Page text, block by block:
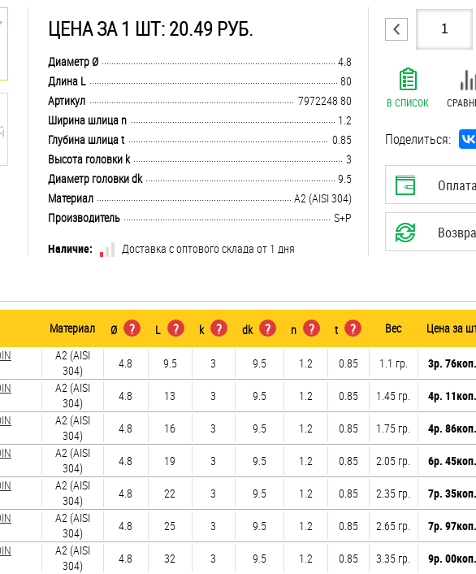
ЦЕНА ЗА 1 ШТ: 20.49 РУБ.
Диаметр Ø
4.8
Длина L
80
Артикул
7972248 80
Ширина шлица n
1.2
Глубина шлица t
0.85
Высота головки k
3
Диаметр головки dk
9.5
Материал
А2 (AISI 304)
Производитель
S+P
Наличие:
Доставка с оптового склада от 1 дня
В СПИСОК
Поделиться:
Оплата
Материал Ø ? L ? k ? dk ? n ? t ? Вес Цена за
А2 (AISI
304)
4.8 9.5 3 9.5 1.2 0.85 1.1 гр. 3р. 76коп.
А2 (AISI
304)
4.8 13 3 9.5 1.2 0.85 1.45 гр. 4р. 11коп.
А2 (AISI
304)
4.8 16 3 9.5 1.2 0.85 1.75 гр. 4р. 86коп.
А2 (AISI
304)
4.8 19 3 9.5 1.2 0.85 2.05 гр. 6р. 45коп.
А2 (AISI
304)
4.8 22 3 9.5 1.2 0.85 2.35 гр. 7р. 35коп.
А2 (AISI
304)
4.8 25 3 9.5 1.2 0.85 2.65 гр. 7р. 97коп.
А2 (AISI
304)
4.8 32 3 9.5 1.2 0.85 3.35 гр. 9р. 00коп.